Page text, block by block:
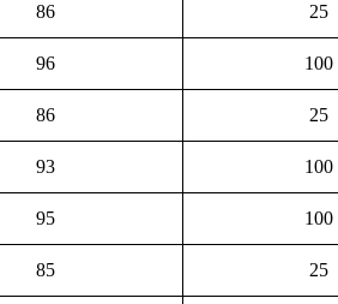
86 25
96 100
86 25
93 100
95 100
85 25